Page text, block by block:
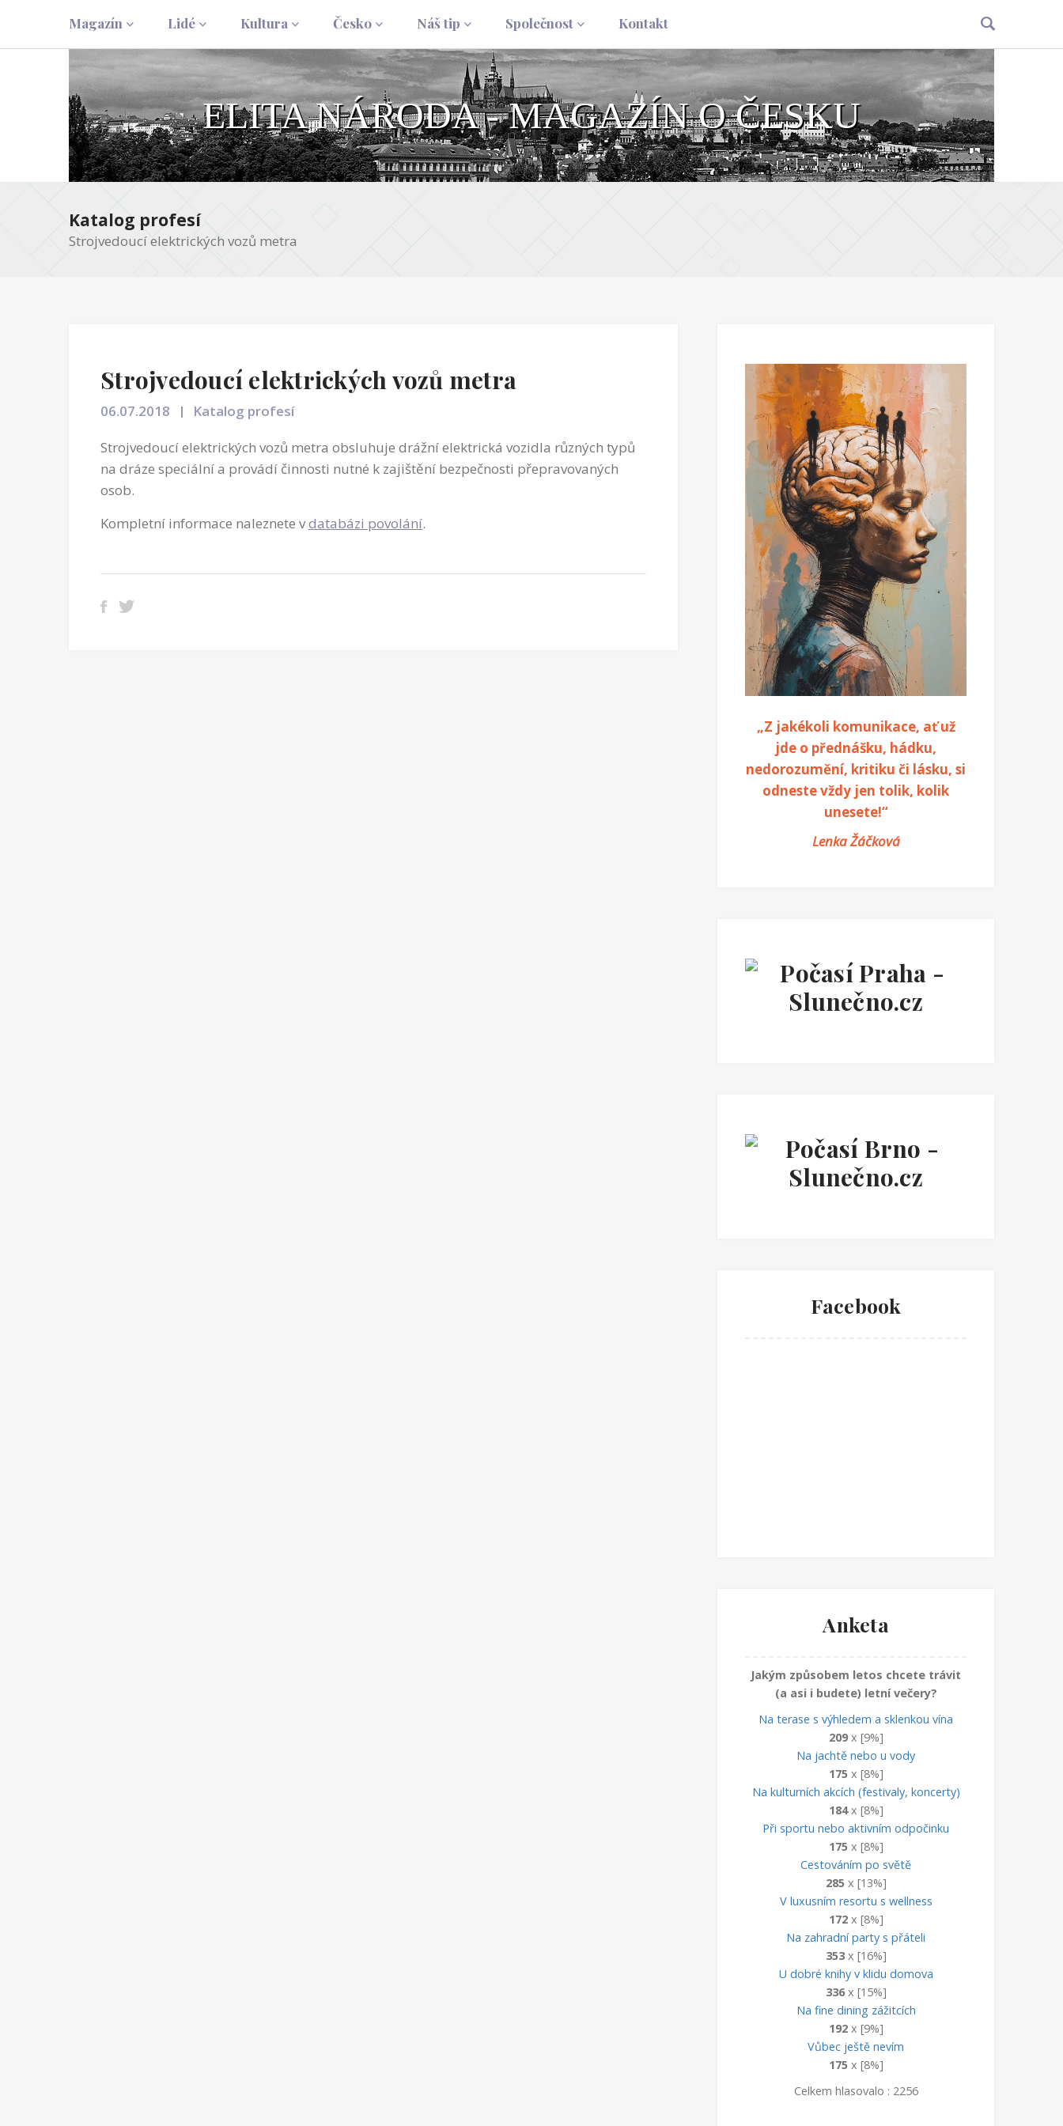
Magazín Lidé Kultura Česko Náš tip Společnost Kontakt
ELITA NÁRODA - MAGAZÍN O ČESKU
Katalog profesí
Strojvedoucí elektrických vozů metra
Strojvedoucí elektrických vozů metra
06.07.2018
Katalog profesí
Strojvedoucí elektrických vozů metra obsluhuje drážní elektrická vozidla různých typů
na dráze speciální a provádí činnosti nutné k zajištění bezpečnosti přepravovaných
osob.
Kompletní informace naleznete vdatabázi povolání.
„Z jakékoli komunikace, ať už
jde o přednášku, hádku,
nedorozumění, kritiku či lásku, si
odneste vždy jen tolik, kolik
unesete!“
Lenka Žáčková
Facebook
Anketa
Jakým způsobem letos chcete trávit
(a asi i budete) letní večery?
Na terase s výhledem a sklenkou vína
209x [9%]
Na jachtě nebo u vody
175 x [8%]
Na kulturních akcích (festivaly, koncerty)
184x [8%]
Při sportu nebo aktivním odpočinku
175 x [8%]
Cestováním po světě
285 x [13%]
V luxusním resortu s wellness
172x [8%]
Na zahradní party s přáteli
353x [16%]
U dobré knihy v klidu domova
336x [15%]
Na fine dining zážitcích
192x [9%]
Vůbec ještě nevím
175 x [8%]
Celkem hlasovalo : 2256